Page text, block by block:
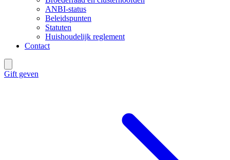
ANBI-status
Beleidspunten
Statuten
Huishoudelijk reglement
Contact
Gift geven